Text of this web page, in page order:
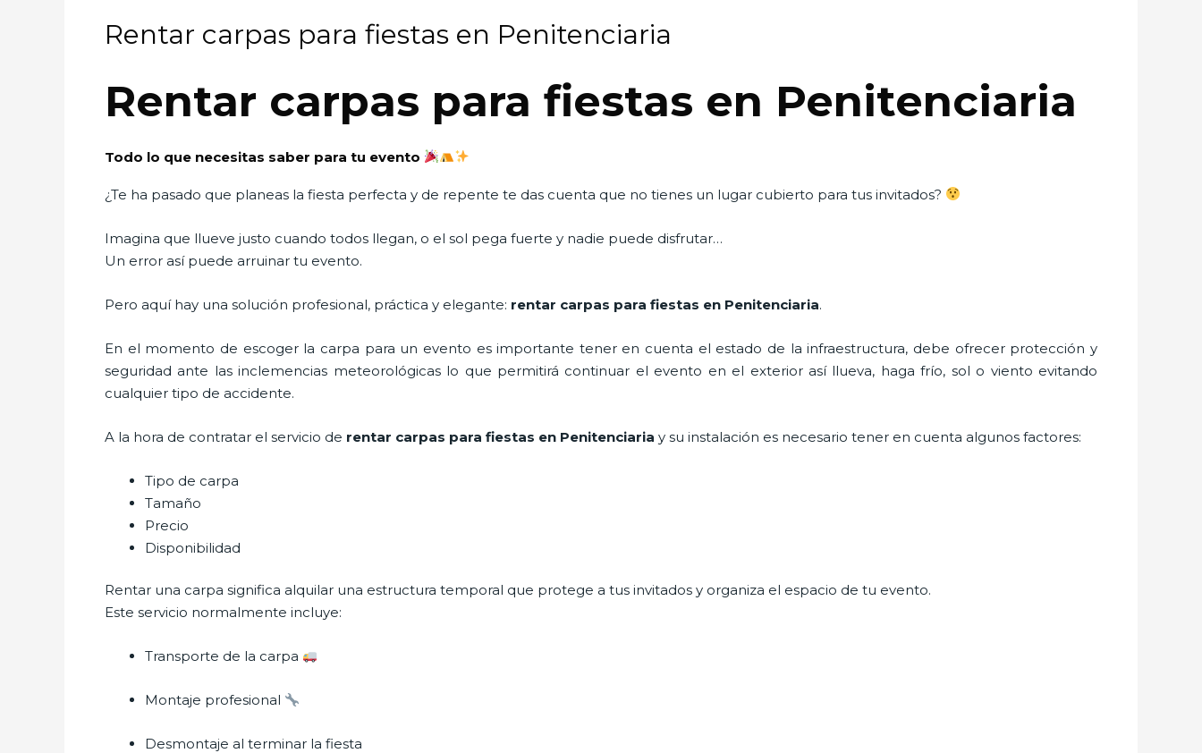
Rentar carpas para fiestas en Penitenciaria
Rentar carpas para fiestas en Penitenciaria
Todo lo que necesitas saber para tu evento
¿Te ha pasado que planeas la fiesta perfecta y de repente te das cuenta que no tienes un lugar cubierto para tus invitados?
Imagina que llueve justo cuando todos llegan, o el sol pega fuerte y nadie puede disfrutar…
Un error así puede arruinar tu evento.
Pero aquí hay una solución profesional, práctica y elegante: rentar carpas para fiestas en Penitenciaria.
En el momento de escoger la carpa para un evento es importante tener en cuenta el estado de la infraestructura, debe ofrecer protección y
seguridad ante las inclemencias meteorológicas lo que permitirá continuar el evento en el exterior así llueva, haga frío, sol o viento evitando
cualquier tipo de accidente.
A la hora de contratar el servicio de rentar carpas para fiestas en Penitenciaria y su instalación es necesario tener en cuenta algunos factores:
Tipo de carpa
Tamaño
Precio
Disponibilidad
Rentar una carpa significa alquilar una estructura temporal que protege a tus invitados y organiza el espacio de tu evento.
Este servicio normalmente incluye:
Transporte de la carpa
Montaje profesional
Desmontaje al terminar la fiesta